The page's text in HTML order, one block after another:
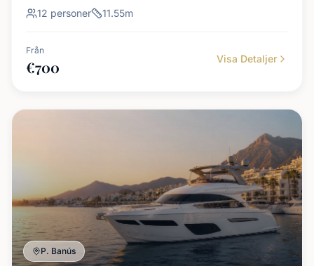
12 personer 11.55m
Från
€700 Visa Detaljer
P. Banús